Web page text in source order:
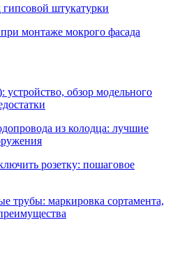
гипсовой штукатурки
монтаже мокрого фасада
обзор модельного
из колодца: лучшие
розетку: пошаговое
трубы: маркировка сортамента,